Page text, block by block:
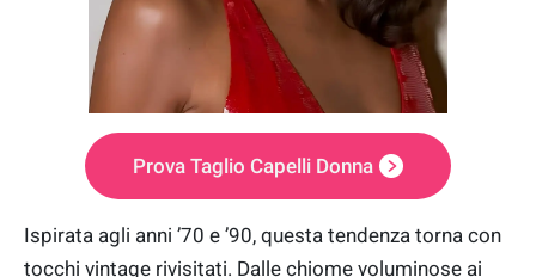
Prova Taglio Capelli Donna
Ispirata agli anni ’70 e ’90, questa tendenza torna con
tocchi vintage rivisitati. Dalle chiome voluminose ai